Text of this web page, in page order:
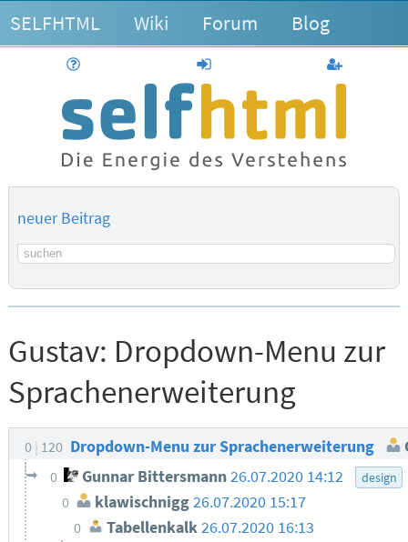
SELFHTML Wiki Forum Blog
anmelden
neuer Beitrag
Suchbegriff
Gustav: Dropdown-Menu zur
Sprachenerweiterung
0 120 Dropdown-Menu zur Sprachenerweiterung
0 Gunnar Bittersmann26.07.2020 14:12 design
0 klawischnigg 26.07.2020 15:17
0 Tabellenkalk26.07.2020 16:13